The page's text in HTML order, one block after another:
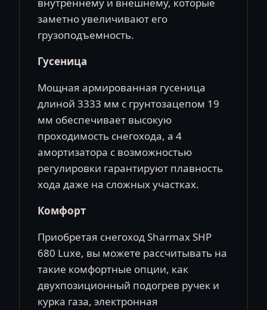
внутреннему и внешнему, которые
заметно увеличивают его
грузоподъемность.
Гусеница
Мощная армированная гусеница
длиной 3333 мм с грунтозацепом 19
мм обеспечивает высокую
проходимость снегохода, а 4
амортизатора с возможностью
регулировки гарантируют плавность
хода даже на сложных участках.
Комфорт
Приобретая снегоход Sharmax SHP
680 Luxe, вы можете рассчитывать на
такие комфортные опции, как
двухпозиционный подогрев ручек и
курка газа, электронная